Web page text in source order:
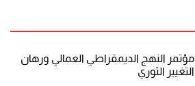
مؤتمر النهج الديمقراطي العمالي ورهان
التغيير الثوري